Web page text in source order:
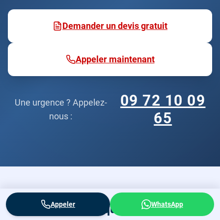
Demander un devis gratuit
Appeler maintenant
Une urgence ? Appelez-
nous :
09 72 10 09
65
Questions fréquentes sur nos
Appeler WhatsApp